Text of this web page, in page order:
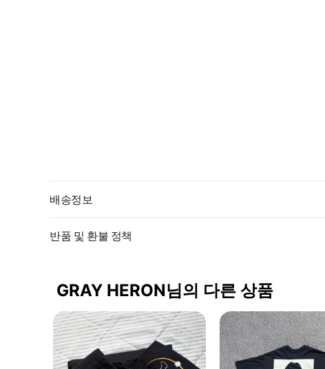
배송정보
반품 및 환불 정책
GRAY HERON님의 다른 상품